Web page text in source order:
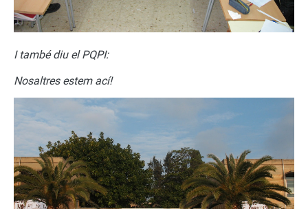
I també diu el PQPI:
Nosaltres estem ací!